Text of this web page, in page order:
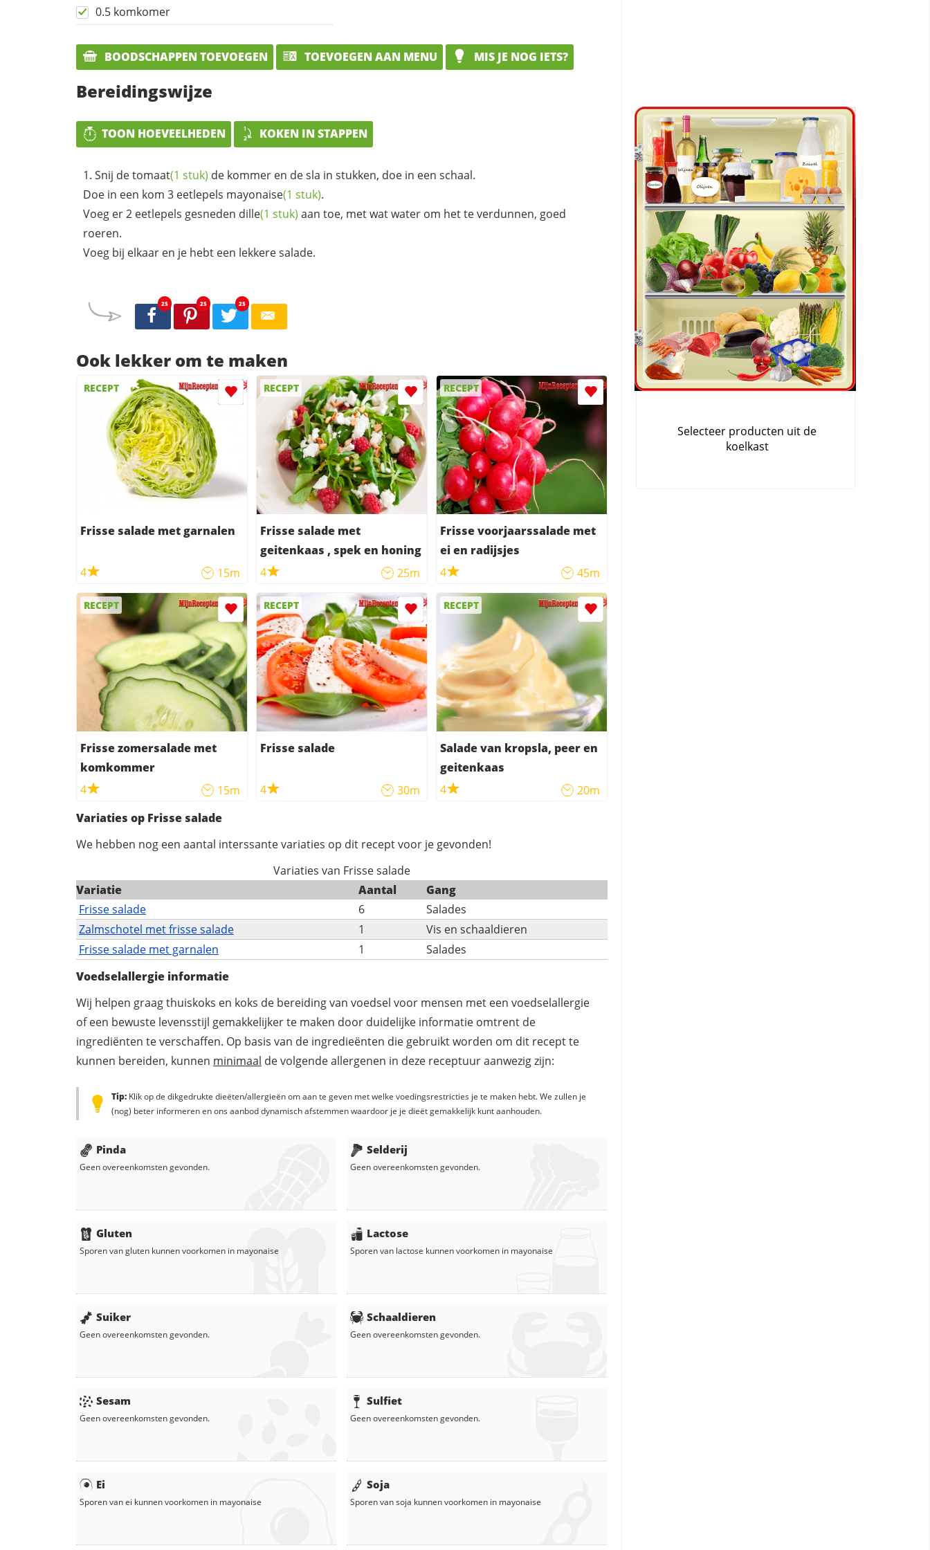
0.5 komkomer
BOODSCHAPPEN TOEVOEGEN TOEVOEGEN AAN MENU MIS JE NOG IETS?
Bereidingswijze
TOON HOEVEELHEDEN KOKEN IN STAPPEN
Snij detomaat(1 stuk) de kommer en de sla in stukken, doe in een schaal.
Doe in een kom 3 eetlepels mayonaise(1 stuk).
Voeg er 2 eetlepels gesneden dille(1 stuk) aan toe, met wat water om het te verdunnen, goed
roeren.
Voeg bij elkaar en je hebt een lekkere salade.
25 25 25
Ook lekker om te maken
RECEPT
Frisse salade met garnalen
4 15m
RECEPT
Frisse salade met
geitenkaas , spek en honing
4
25m
RECEPT
Frisse voorjaarssalade met
ei en radijsjes
4
45m
RECEPT
Frisse zomersalade met
komkommer
4
15m
RECEPT
Frisse salade
4 30m
RECEPT
Salade van kropsla, peer en
geitenkaas
4
20m
Variaties op Frisse salade
We hebben nog een aantal interssante variaties op dit recept voor je gevonden!
Variaties van Frisse salade
Variatie
Aantal
Gang
Frisse salade
6
Salades
Zalmschotel met frisse salade
1
Vis en schaaldieren
Frisse salade met garnalen
1
Salades
Voedselallergie informatie
Wij helpen graag thuiskoks en koks de bereiding van voedsel voor mensen met een voedselallergie
of een bewuste levensstijl gemakkelijker te maken door duidelijke informatie omtrent de
ingrediënten te verschaffen. Op basis van de ingredieënten die gebruikt worden om dit recept te
kunnen bereiden, kunnen minimaal de volgende allergenen in deze receptuur aanwezig zijn:
Tip: Klik op de dikgedrukte dieëten/allergieën om aan te geven met welke voedingsrestricties je te maken hebt. We zullen je
(nog) beter informeren en ons aanbod dynamisch afstemmen waardoor je je dieët gemakkelijk kunt aanhouden.
Pinda
Geen overeenkomsten gevonden.
Gluten
Sporen van gluten kunnen voorkomen in mayonaise
Suiker
Geen overeenkomsten gevonden.
Sesam
Geen overeenkomsten gevonden.
Ei
Sporen van ei kunnen voorkomen in mayonaise
Selderij
Geen overeenkomsten gevonden.
Lactose
Sporen van lactose kunnen voorkomen in mayonaise
Schaaldieren
Geen overeenkomsten gevonden.
Sulfiet
Geen overeenkomsten gevonden.
Soja
Sporen van soja kunnen voorkomen in mayonaise